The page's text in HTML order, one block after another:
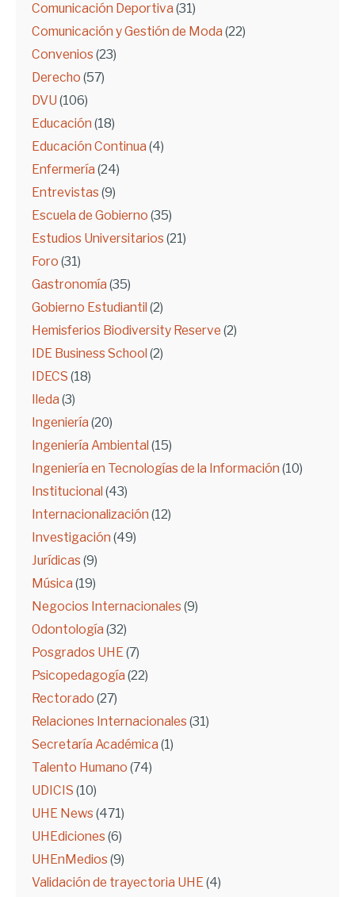
Comunicación Deportiva (31)
Comunicación y Gestión de Moda (22)
Convenios (23)
Derecho (57)
DVU (106)
Educación (18)
Educación Continua (4)
Enfermería (24)
Entrevistas (9)
Escuela de Gobierno (35)
Estudios Universitarios (21)
Foro (31)
Gastronomía (35)
Gobierno Estudiantil (2)
Hemisferios Biodiversity Reserve (2)
IDE Business School (2)
IDECS (18)
Ileda (3)
Ingeniería (20)
Ingeniería Ambiental (15)
Ingeniería en Tecnologías de la Información (10)
Institucional (43)
Internacionalización (12)
Investigación (49)
Jurídicas (9)
Música (19)
Negocios Internacionales (9)
Odontología (32)
Posgrados UHE(7)
Psicopedagogía (22)
Rectorado (27)
Relaciones Internacionales (31)
Secretaría Académica (1)
Talento Humano (74)
UDICIS (10)
UHE News (471)
UHEdiciones (6)
UHEnMedios (9)
Validación de trayectoria UHE(4)